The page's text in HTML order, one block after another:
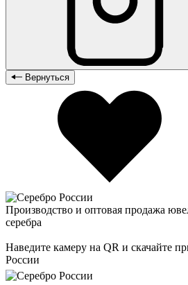
Вернуться
Производство и оптовая продажа
серебра
Наведите камеру на QR и скачайте
России